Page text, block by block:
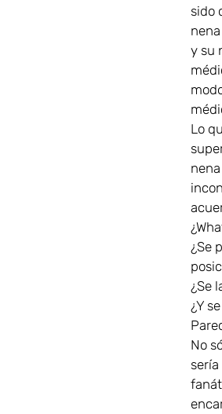
sido
y su
Lo
¿Se
¿Se
¿Y
No